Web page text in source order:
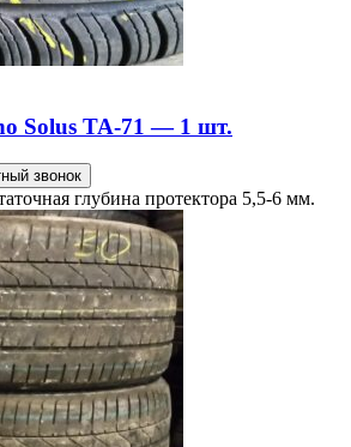
Solus TA-71 — 1 шт.
звонок
глубина протектора 5,5-6 мм.